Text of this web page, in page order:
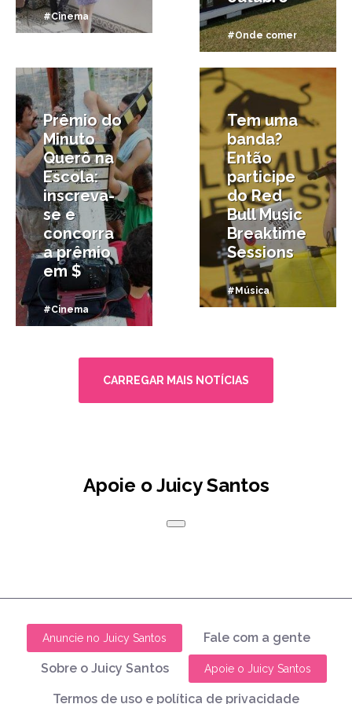
#Cinema
#Onde comer
Prêmio do
Minuto
Querô na
Escola:
inscreva-
se e
concorra
a prêmio
em $
#Cinema
17/09/2019
Tem uma
banda?
Então
participe
do Red
Bull Music
Breaktime
Sessions
#Música
CARREGAR MAIS NOTÍCIAS
Apoie o Juicy Santos
Anuncie no Juicy Santos Fale com a gente
Sobre o Juicy Santos Apoie o Juicy Santos
Termos de uso e política de privacidade